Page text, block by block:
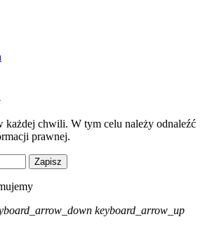
każdej chwili. W tym celu należy odnaleźć
prawnej.
Zapisz
keyboard_arrow_up